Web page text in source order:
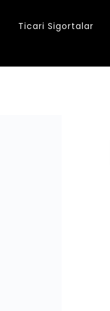
Ticari Sigortalar